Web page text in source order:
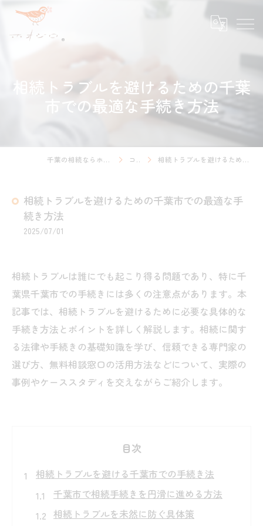
相続トラブルを避けるための千葉
市での最適な手続き方法
千葉の相続ならホオジロ行政書士事務所 コラム 相続トラブルを避けるための千葉市での最適な手続き方法
相続トラブルを避けるための千葉市での最適な手
続き方法
2025/07/01
相続トラブルは誰にでも起こり得る問題であり、特に千
葉県千葉市での手続きには多くの注意点があります。本
記事では、相続トラブルを避けるために必要な具体的な
手続き方法とポイントを詳しく解説します。相続に関す
る法律や手続きの基礎知識を学び、信頼できる専門家の
選び方、無料相談窓口の活用方法などについて、実際の
事例やケーススタディを交えながらご紹介します。
目次
相続トラブルを避ける千葉市での手続き法
千葉市で相続手続きを円滑に進める方法
相続トラブルを未然に防ぐ具体策